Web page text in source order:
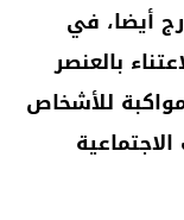
أيضا، في
بالعنصر
للأشخاص